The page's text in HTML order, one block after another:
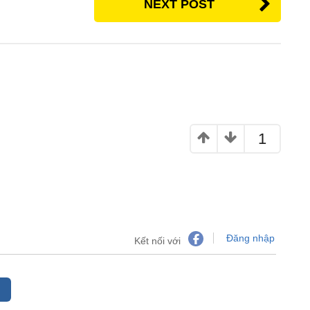
NEXT POST
1
Kết nối với Đăng nhập